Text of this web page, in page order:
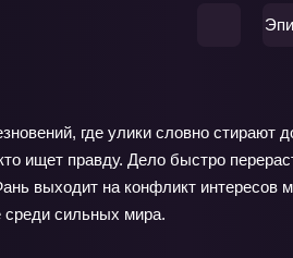
где улики словно стирают
ищет правду. Дело быстро
выходит на конфликт
среди сильных мира.